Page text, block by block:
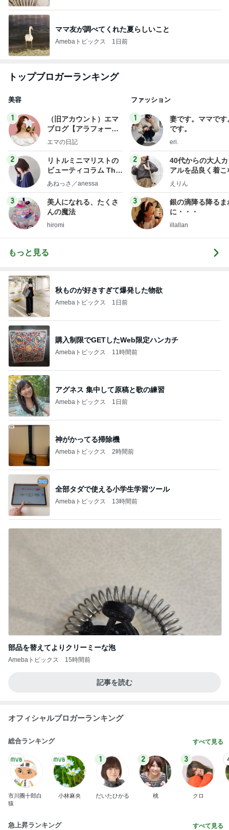
ママ友が調べてくれた夏らしいこと
Amebaトピックス 1日前
トップブロガーランキング
美容
1
（旧アカウント）エマ
ブログ【アラフォー会
社売却セカンドライ
エマの日記
2
リトルミニマリストの
ビューティコラム The
little minimalist's bea
あねっさ／anessa
3
美人になれる、たくさ
んの魔法
hiromi
ファッション
1
妻です。ママです
です。
eri.
2
40代からの大人
アルを品良く着こ
ファッションブロ
えりん
3
銀の滴降る降るま
に・・・
illallan
もっと見る
秋ものが好きすぎて爆発した物欲
Amebaトピックス 1日前
購入制限でGETしたWeb限定ハンカチ
Amebaトピックス 11時間前
アグネス 集中して原稿と歌の練習
Amebaトピックス 1日前
神がかってる掃除機
Amebaトピックス 2時間前
全部タダで使える小学生学習ツール
Amebaトピックス 13時間前
部品を替えてよりクリーミーな泡
Amebaトピックス 15時間前
記事を読む
オフィシャルブロガーランキング
総合ランキング すべて見る
市川團十郎白
猿
小林麻央
1
だいたひかる
2
桃
3
クロ
急上昇ランキング すべて見る